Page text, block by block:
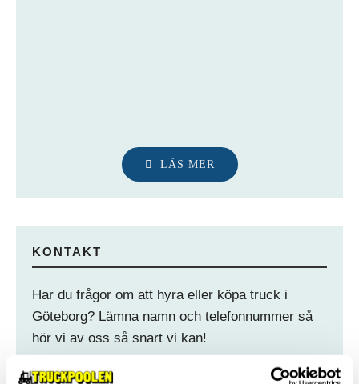
LÄS MER
KONTAKT
Har du frågor om att hyra eller köpa truck i
Göteborg? Lämna namn och telefonnummer så
hör vi av oss så snart vi kan!